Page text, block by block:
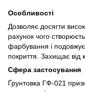
Особливості
Дозволяє досягти
рахунок чого
фарбування і
покриття. Захищає від
Сфера застосування
Ґрунтовка ГФ-021